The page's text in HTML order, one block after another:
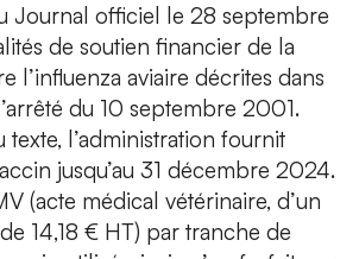
Journal officiel le 28 septembre
de soutien financier de la
l’influenza aviaire décrites dans
du 10 septembre 2001.
texte, l’administration fournit
jusqu’au 31 décembre 2024.
(acte médical vétérinaire, d’un
14,18 € HT) par tranche de